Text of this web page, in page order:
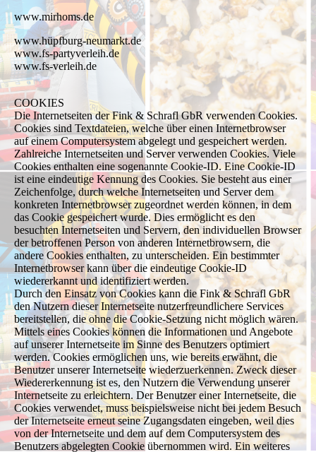
www.mirhoms.de
www.hüpfburg-neumarkt.de
www.fs-partyverleih.de
www.fs-verleih.de
COOKIES
Die Internetseiten der Fink & Schrafl GbR verwenden Cookies.
Cookies sind Textdateien, welche über einen Internetbrowser
auf einem Computersystem abgelegt und gespeichert werden.
Zahlreiche Internetseiten und Server verwenden Cookies. Viele
Cookies enthalten eine sogenannte Cookie-ID. Eine Cookie-ID
ist eine eindeutige Kennung des Cookies. Sie besteht aus einer
Zeichenfolge, durch welche Internetseiten und Server dem
konkreten Internetbrowser zugeordnet werden können, in dem
das Cookie gespeichert wurde. Dies ermöglicht es den
besuchten Internetseiten und Servern, den individuellen Browser
der betroffenen Person von anderen Internetbrowsern, die
andere Cookies enthalten, zu unterscheiden. Ein bestimmter
Internetbrowser kann über die eindeutige Cookie-ID
wiedererkannt und identifiziert werden.
Durch den Einsatz von Cookies kann die Fink & Schrafl GbR
den Nutzern dieser Internetseite nutzerfreundlichere Services
bereitstellen, die ohne die Cookie-Setzung nicht möglich wären.
Mittels eines Cookies können die Informationen und Angebote
auf unserer Internetseite im Sinne des Benutzers optimiert
werden. Cookies ermöglichen uns, wie bereits erwähnt, die
Benutzer unserer Internetseite wiederzuerkennen. Zweck dieser
Wiedererkennung ist es, den Nutzern die Verwendung unserer
Internetseite zu erleichtern. Der Benutzer einer Internetseite, die
Cookies verwendet, muss beispielsweise nicht bei jedem Besuch
der Internetseite erneut seine Zugangsdaten eingeben, weil dies
von der Internetseite und dem auf dem Computersystem des
Benutzers abgelegten Cookie übernommen wird. Ein weiteres